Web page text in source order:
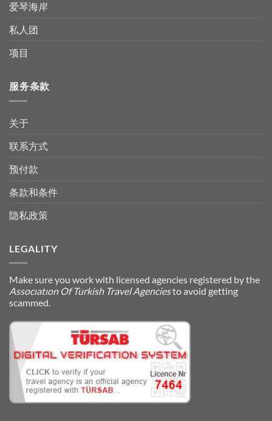
爱琴海岸
私人团
项目
服务条款
关于
联系方式
预付款
条款和条件
隐私政策
LEGALITY
Make sure you work with licensed agencies registered by the
Assocıatıon Of Turkish Travel Agenciesto avoid getting
scammed.